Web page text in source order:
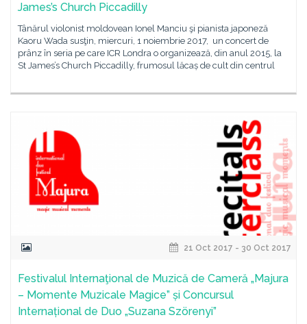
James’s Church Piccadilly
Tânărul violonist moldovean Ionel Manciu şi pianista japoneză
Kaoru Wada susţin, miercuri, 1 noiembrie 2017, un concert de
prânz în seria pe care ICR Londra o organizează, din anul 2015, la
St James’s Church Piccadilly, frumosul lăcaș de cult din centrul
21 Oct 2017 - 30 Oct 2017
Festivalul Internaţional de Muzică de Cameră „Majura
– Momente Muzicale Magice” și Concursul
Internațional de Duo „Suzana Szörenyi”